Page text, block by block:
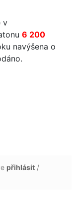
v
6 200
navýšena o
přihlásit /